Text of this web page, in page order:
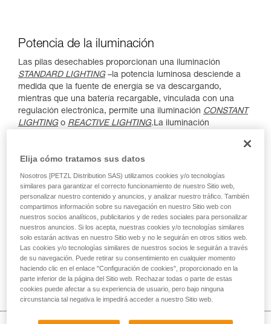
Potencia de la iluminación
Las pilas desechables proporcionan una iluminación
STANDARD LIGHTING–la potencia luminosa desciende a
medida que la fuente de energía se va descargando,
mientras que una batería recargable, vinculada con una
regulación electrónica, permite una iluminación CONSTANT
LIGHTINGo REACTIVE LIGHTING.La iluminación
que permanece idéntica durante un tiempo predeterminado.
La tecnología REACTIVE LIGHTING ajusta instantáneamente
la potencia de iluminación según la luminosidad exterior
gracias a un sensor integrado en la linterna.
Elija cómo tratamos sus datos
Nosotros [PETZL Distribution SAS) utilizamos cookies y/o tecnologías
similares para garantizar el correcto funcionamiento de nuestro Sitio web,
personalizar nuestro contenido y anuncios, y analizar nuestro tráfico. También
compartimos información sobre su navegación en nuestro Sitio web con
nuestros socios analíticos, publicitarios y de redes sociales para personalizar
nuestros anuncios. Si los acepta, nuestras cookies y/o tecnologías similares
solo estarán activas en nuestro Sitio web y no le seguirán en otros sitios web.
Las cookies y/o tecnologías similares de nuestros socios le seguirán a través
de su navegación. Puede retirar su consentimiento en cualquier momento
haciendo clic en el enlace "Configuración de cookies", proporcionado en la
parte inferior de la página del Sitio web. Rechazar todas o parte de estas
cookies puede afectar a su experiencia de usuario, pero bajo ninguna
circunstancia tal negativa le impedirá acceder a nuestro Sitio web.